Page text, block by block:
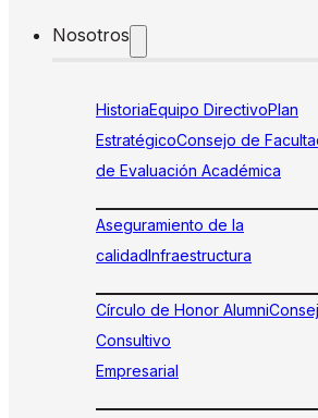
Nosotros
HistoriaEquipo DirectivoPlan
EstratégicoConsejo de
de Evaluación Académica
Aseguramiento de la
calidadInfraestructura
Círculo de Honor Alumni
Consultivo
Empresarial